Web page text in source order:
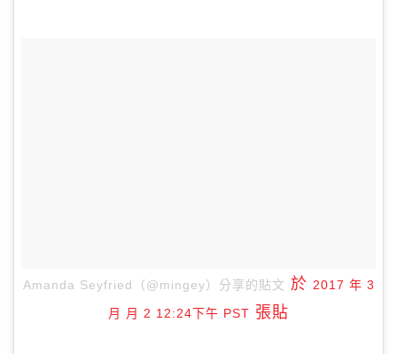
Amanda Seyfried（@mingey）分享的貼文 於 2017 年 3
月 月 2 12:24下午 PST 張貼